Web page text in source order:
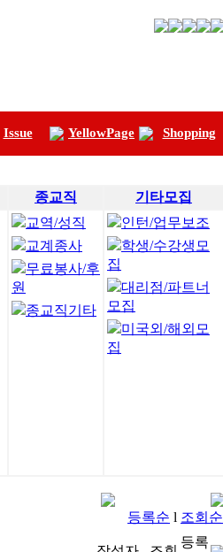
Issue YellowPage Shopping
종교직
기타모집
교역/성직
교계종사
무료봉사/후
원
종교직기타
인턴/업무보조
학생/수강생모
집
대리점/파트너
모집
미국외/해외모
집
등록순 l 조회순
등록